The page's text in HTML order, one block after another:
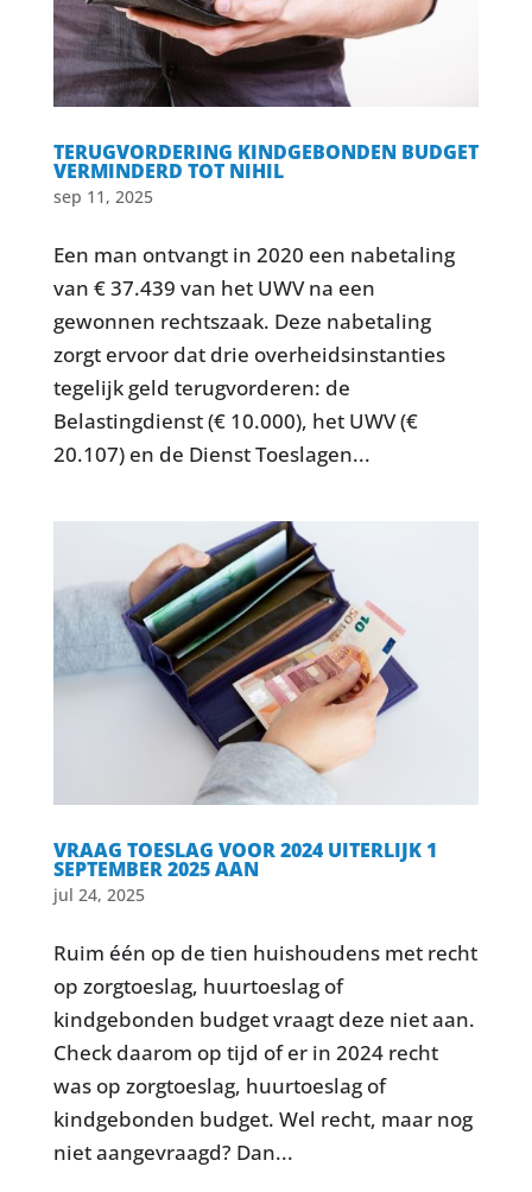
TERUGVORDERING KINDGEBONDEN BUDGET
VERMINDERD TOT NIHIL
sep 11, 2025
Een man ontvangt in 2020 een nabetaling
van € 37.439 van het UWV na een
gewonnen rechtszaak. Deze nabetaling
zorgt ervoor dat drie overheidsinstanties
tegelijk geld terugvorderen: de
Belastingdienst (€ 10.000), het UWV (€
20.107) en de Dienst Toeslagen...
VRAAG TOESLAG VOOR 2024 UITERLIJK 1
SEPTEMBER 2025 AAN
jul 24, 2025
Ruim één op de tien huishoudens met recht
op zorgtoeslag, huurtoeslag of
kindgebonden budget vraagt deze niet aan.
Check daarom op tijd of er in 2024 recht
was op zorgtoeslag, huurtoeslag of
kindgebonden budget. Wel recht, maar nog
niet aangevraagd? Dan...